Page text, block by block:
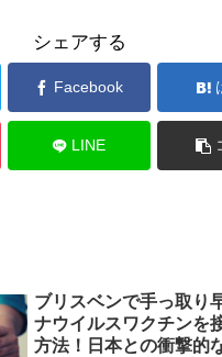
シェアする
Facebook
LINE
ブリスベンで手っ取り
ナウイルスワクチンを
方法！日本との衝撃的